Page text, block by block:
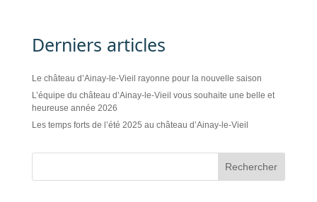
Derniers articles
Le château d’Ainay-le-Vieil rayonne pour la nouvelle saison
L’équipe du château d’Ainay-le-Vieil vous souhaite une belle et
heureuse année 2026
Les temps forts de l’été 2025 au château d’Ainay-le-Vieil